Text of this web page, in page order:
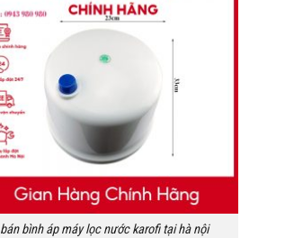
bán bình áp máy lọc nước karofi tại hà nội